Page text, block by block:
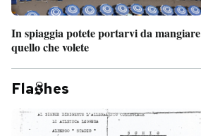
In spiaggia potete portarvi da mangiare
quello che volete
Fla hes